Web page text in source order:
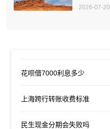
2026-07-20
花呗借7000利息多少
上海跨行转账收费标准
民生现金分期会失败吗